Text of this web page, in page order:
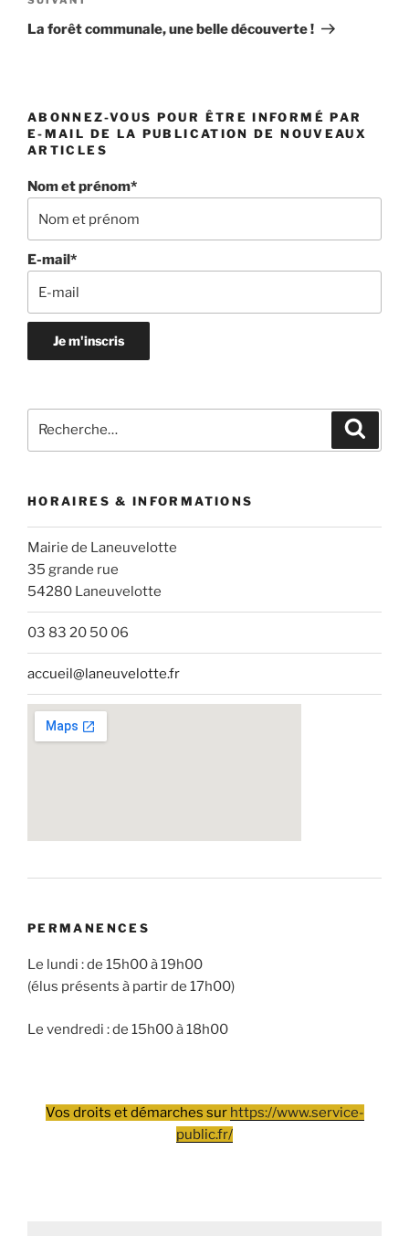
suivant
La forêt communale, une belle découverte !
ABONNEZ-VOUS POUR ÊTRE INFORMÉ PAR
E-MAIL DE LA PUBLICATION DE NOUVEAUX
ARTICLES
Nom et prénom*
E-mail*
pour
HORAIRES & INFORMATIONS
Mairie de Laneuvelotte
35 grande rue
54280 Laneuvelotte
03 83 20 50 06
accueil@laneuvelotte.fr
PERMANENCES
Le lundi : de 15h00 à 19h00
(élus présents à partir de 17h00)
Le vendredi : de 15h00 à 18h00
Vos droits et démarches sur https://www.service-
public.fr/